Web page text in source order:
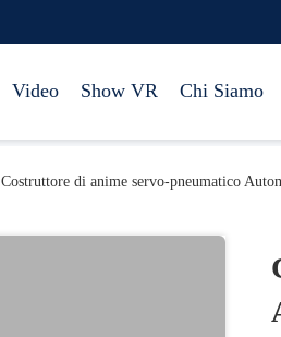
Video Show VR Chi Siamo
Costruttore di anime servo-pneumatico